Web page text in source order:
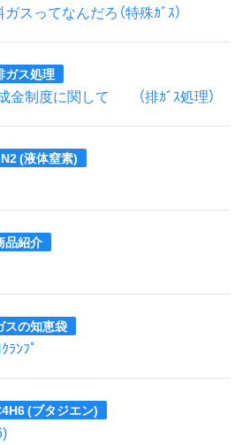
スってなんだろ（特殊ｶﾞｽ）
ガス処理
金制度に関して （排ｶﾞｽ処理）
(液体窒素)
品紹介
スの知恵袋
ﾗﾝﾌﾟ
(ブタジエン)